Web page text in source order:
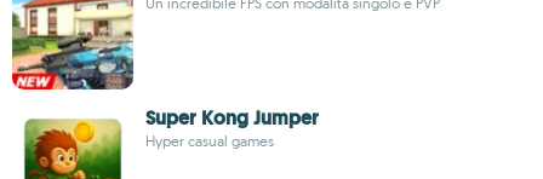
Super Kong Jumper
Hyper casual games